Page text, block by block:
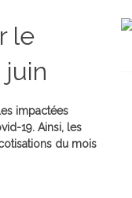
le
impactées
19. Ainsi, les
du mois